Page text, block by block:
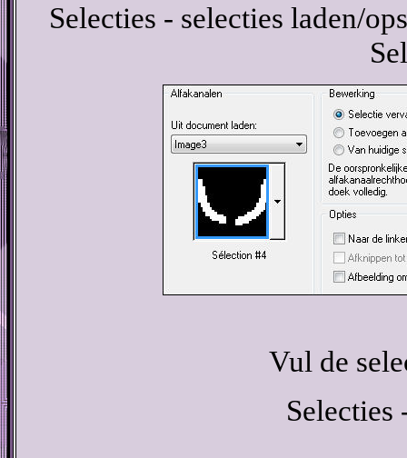
Selecties - selecties laden/
Vul de
Selecties